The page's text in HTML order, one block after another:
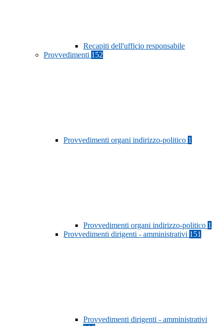
Recapiti dell'ufficio responsabile
Provvedimenti 152
Provvedimenti organi indirizzo-politico 1
Provvedimenti organi indirizzo-politico 1
Provvedimenti dirigenti - amministrativi 151
Provvedimenti dirigenti - amministrativi